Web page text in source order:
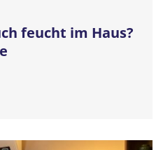
feucht im Haus?